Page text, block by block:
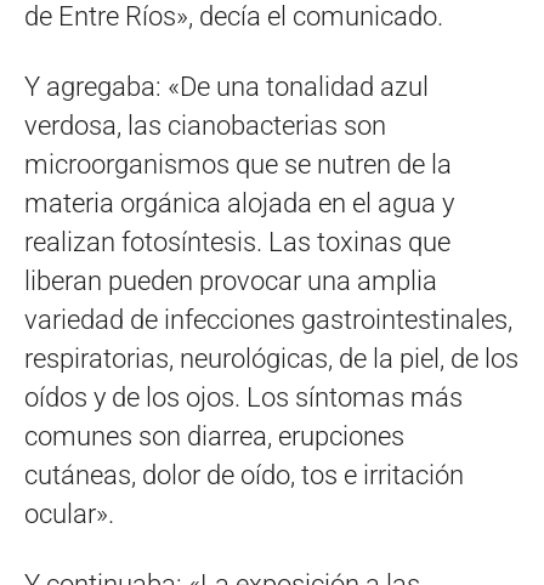
de Entre Ríos», decía el comunicado.
Y agregaba: «De una tonalidad azul
verdosa, las cianobacterias son
microorganismos que se nutren de la
materia orgánica alojada en el agua y
realizan fotosíntesis. Las toxinas que
liberan pueden provocar una amplia
variedad de infecciones gastrointestinales,
respiratorias, neurológicas, de la piel, de los
oídos y de los ojos. Los síntomas más
comunes son diarrea, erupciones
cutáneas, dolor de oído, tos e irritación
ocular».